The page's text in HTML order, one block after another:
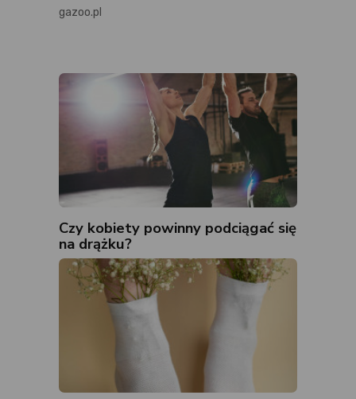
gazoo.pl
Czy kobiety powinny podciągać się
na drążku?